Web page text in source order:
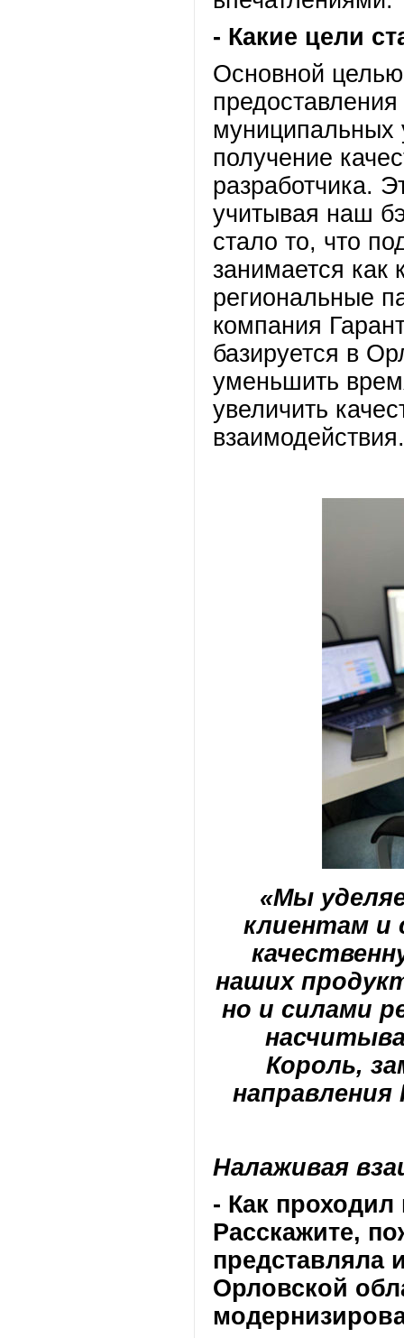
- Какие цели
Основной
получение
разработчика.
учитывая наш
стало то, что
занимается как
региональные
компания
базируется в
уменьшить
увеличить
взаимодействия.
«Мы
клиентам и
наших
но и силами
Король,
Налаживая
- Как
Расскажите,
представляла
Орловской